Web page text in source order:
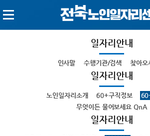
일자리안내
인사말 수행기관/검색 찾아오
일자리안내
노인일자리소개 60+구직정보
무엇이든 물어보세요 QnA
일자리안내